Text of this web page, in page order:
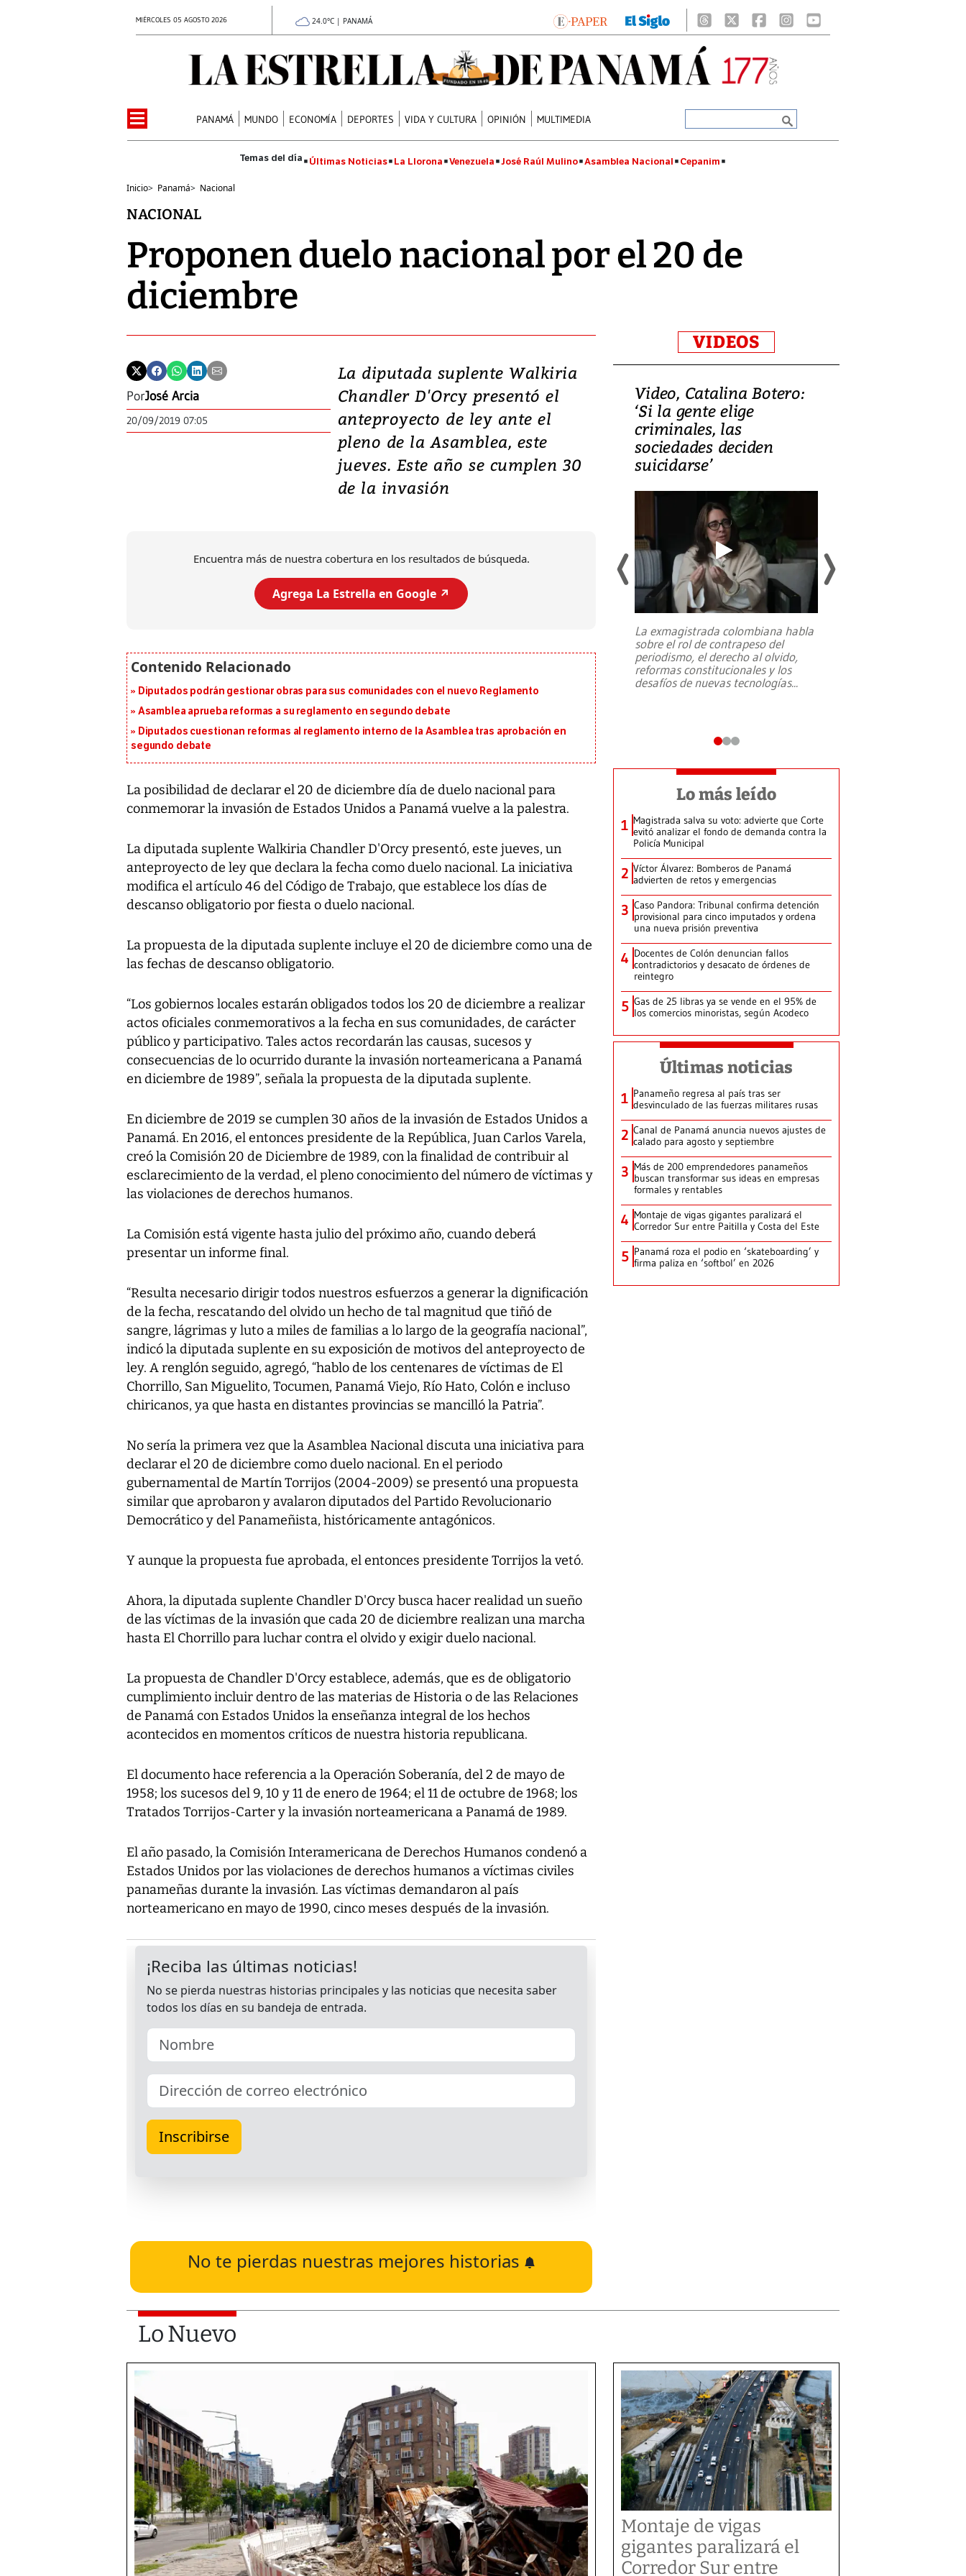
MIÉRCOLES 05 AGOSTO 2026 24.0°C | PANAMÁ
PANAMÁ MUNDO ECONOMÍA DEPORTES VIDA Y CULTURA OPINIÓN MULTIMEDIA
Últimas Noticias La Llorona Venezuela José Raúl Mulino Asamblea Nacional Cepanim
Inicio> Panamá> Nacional
NACIONAL
Proponen duelo nacional por el 20 de
diciembre
PorJosé Arcia
20/09/2019 07:05
La diputada suplente Walkiria
Chandler D'Orcy presentó el
anteproyecto de ley ante el
pleno de la Asamblea, este
jueves. Este año se cumplen 30
de la invasión
Encuentra más de nuestra cobertura en los resultados de búsqueda.
Agrega La Estrella en Google ↗️
Diputados podrán gestionar obras para sus comunidades con el nuevo Reglamento
Asamblea aprueba reformas a su reglamento en segundo debate
Diputados cuestionan reformas al reglamento interno de la Asamblea tras aprobación en
segundo debate
La posibilidad de declarar el 20 de diciembre día de duelo nacional para
conmemorar la invasión de Estados Unidos a Panamá vuelve a la palestra.
La diputada suplente Walkiria Chandler D'Orcy presentó, este jueves, un
anteproyecto de ley que declara la fecha como duelo nacional. La iniciativa
modifica el artículo 46 del Código de Trabajo, que establece los días de
descanso obligatorio por fiesta o duelo nacional.
La propuesta de la diputada suplente incluye el 20 de diciembre como una de
las fechas de descanso obligatorio.
“Los gobiernos locales estarán obligados todos los 20 de diciembre a realizar
actos oficiales conmemorativos a la fecha en sus comunidades, de carácter
público y participativo. Tales actos recordarán las causas, sucesos y
consecuencias de lo ocurrido durante la invasión norteamericana a Panamá
en diciembre de 1989”, señala la propuesta de la diputada suplente.
En diciembre de 2019 se cumplen 30 años de la invasión de Estados Unidos a
Panamá. En 2016, el entonces presidente de la República, Juan Carlos Varela,
creó la Comisión 20 de Diciembre de 1989, con la finalidad de contribuir al
esclarecimiento de la verdad, el pleno conocimiento del número de víctimas y
las violaciones de derechos humanos.
La Comisión está vigente hasta julio del próximo año, cuando deberá
presentar un informe final.
“Resulta necesario dirigir todos nuestros esfuerzos a generar la dignificación
de la fecha, rescatando del olvido un hecho de tal magnitud que tiñó de
sangre, lágrimas y luto a miles de familias a lo largo de la geografía nacional”,
indicó la diputada suplente en su exposición de motivos del anteproyecto de
ley. A renglón seguido, agregó, “hablo de los centenares de víctimas de El
Chorrillo, San Miguelito, Tocumen, Panamá Viejo, Río Hato, Colón e incluso
chiricanos, ya que hasta en distantes provincias se mancilló la Patria”.
No sería la primera vez que la Asamblea Nacional discuta una iniciativa para
declarar el 20 de diciembre como duelo nacional. En el periodo
gubernamental de Martín Torrijos (2004-2009) se presentó una propuesta
similar que aprobaron y avalaron diputados del Partido Revolucionario
Democrático y del Panameñista, históricamente antagónicos.
Y aunque la propuesta fue aprobada, el entonces presidente Torrijos la vetó.
Ahora, la diputada suplente Chandler D'Orcy busca hacer realidad un sueño
de las víctimas de la invasión que cada 20 de diciembre realizan una marcha
hasta El Chorrillo para luchar contra el olvido y exigir duelo nacional.
La propuesta de Chandler D'Orcy establece, además, que es de obligatorio
cumplimiento incluir dentro de las materias de Historia o de las Relaciones
de Panamá con Estados Unidos la enseñanza integral de los hechos
acontecidos en momentos críticos de nuestra historia republicana.
El documento hace referencia a la Operación Soberanía, del 2 de mayo de
1958; los sucesos del 9, 10 y 11 de enero de 1964; el 11 de octubre de 1968; los
Tratados Torrijos-Carter y la invasión norteamericana a Panamá de 1989.
El año pasado, la Comisión Interamericana de Derechos Humanos condenó a
Estados Unidos por las violaciones de derechos humanos a víctimas civiles
panameñas durante la invasión. Las víctimas demandaron al país
norteamericano en mayo de 1990, cinco meses después de la invasión.
No te pierdas nuestras mejores historias
VIDEOS
Video, Japón: Terremoto
deja heridos y graves
daños en Kumamoto
Un fuerte terremoto de magnitud
7,1 se registró este martes 28 de
Video, Catalina Botero:
‘Si la gente elige
criminales, las
sociedades deciden
suicidarse’
La exmagistrada colombiana habla
sobre el rol de contrapeso del
periodismo, el derecho al olvido,
reformas constitucionales y los
desafíos de nuevas tecnologías...
Lo más leído
1 Magistrada salva su voto: advierte que Corte
evitó analizar el fondo de demanda contra la
Policía Municipal
2 Víctor Álvarez: Bomberos de Panamá
advierten de retos y emergencias
3 Caso Pandora: Tribunal confirma detención
provisional para cinco imputados y ordena
una nueva prisión preventiva
4 Docentes de Colón denuncian fallos
contradictorios y desacato de órdenes de
reintegro
5 Gas de 25 libras ya se vende en el 95% de
los comercios minoristas, según Acodeco
Últimas noticias
1 Panameño regresa al país tras ser
desvinculado de las fuerzas militares rusas
2 Canal de Panamá anuncia nuevos ajustes de
calado para agosto y septiembre
3 Más de 200 emprendedores panameños
buscan transformar sus ideas en empresas
formales y rentables
4 Montaje de vigas gigantes paralizará el
Corredor Sur entre Paitilla y Costa del Este
5 Panamá roza el podio en ‘skateboarding’ y
firma paliza en ‘softbol’ en 2026
Lo Nuevo
Montaje de vigas
gigantes paralizará el
Corredor Sur entre